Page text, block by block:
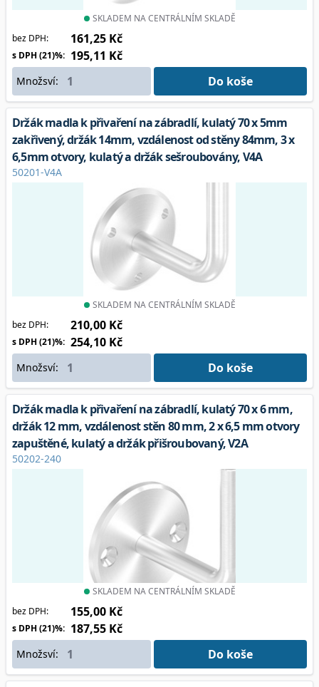
SKLADEM NA CENTRÁLNÍM SKLADĚ
bez DPH:
161,25 Kč
s DPH (21)%: 195,11 Kč
Množsví: Do koše
Držák madla k přivaření na zábradlí, kulatý 70 x 5mm
zakřivený, držák 14mm, vzdálenost od stěny 84mm, 3 x
6,5mm otvory, kulatý a držák sešroubovány, V4A
50201-V4A
SKLADEM NA CENTRÁLNÍM SKLADĚ
bez DPH:
210,00 Kč
s DPH (21)%: 254,10 Kč
Množsví: Do koše
Držák madla k přivaření na zábradlí, kulatý 70 x 6 mm,
držák 12 mm, vzdálenost stěn 80 mm, 2 x 6,5 mm otvory
zapuštěné, kulatý a držák přišroubovaný, V2A
50202-240
SKLADEM NA CENTRÁLNÍM SKLADĚ
bez DPH:
155,00 Kč
s DPH (21)%: 187,55 Kč
Množsví: Do koše